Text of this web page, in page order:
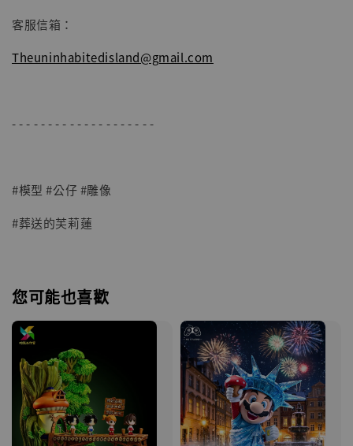
客服信箱：
Theuninhabitedisland@gmail.com
- - - - - - - - - - - - - - - - - - - -
#模型 #公仔 #雕像
#葬送的芙莉蓮
您可能也喜歡